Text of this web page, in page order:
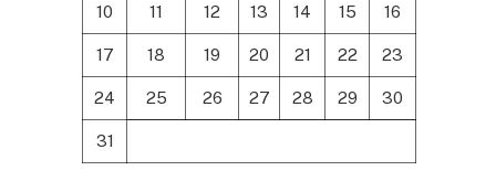
10 11 12 13 14 15 16
17 18 19 20 21 22 23
24 25 26 27 28 29 30
31